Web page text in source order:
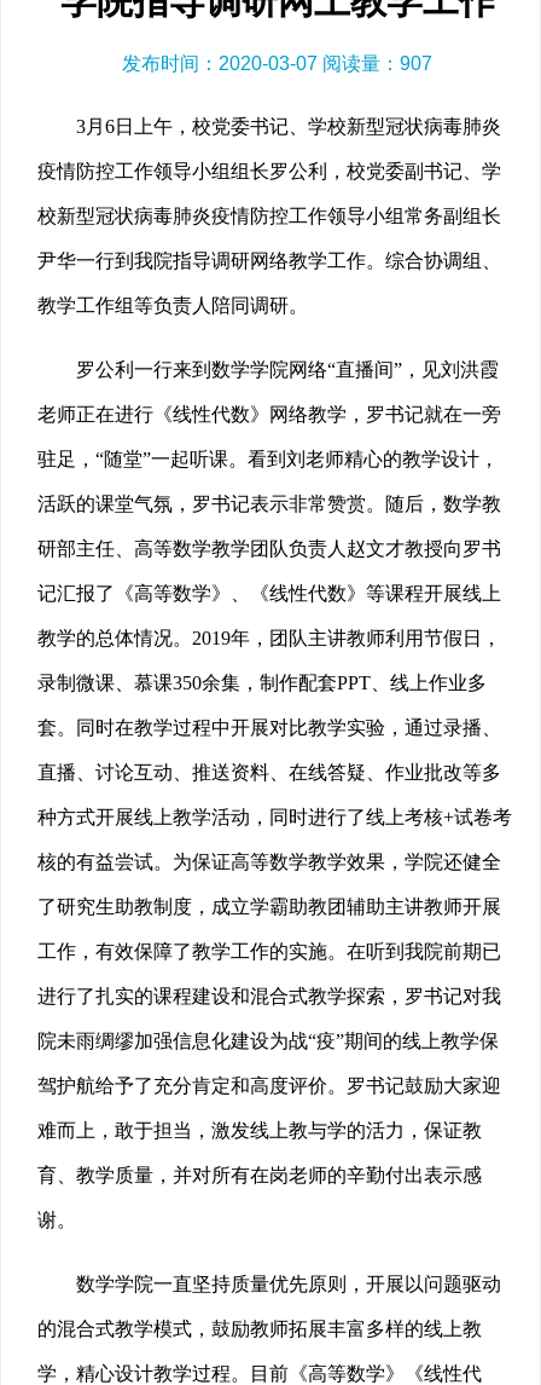
发布时间：2020-03-07 阅读量： 907
3月6日上午，校党委书记、学校新型冠状病毒肺炎
疫情防控工作领导小组组长罗公利，校党委副书记、学
校新型冠状病毒肺炎疫情防控工作领导小组常务副组长
尹华一行到我院指导调研网络教学工作。综合协调组、
教学工作组等负责人陪同调研。
罗公利一行来到数学学院网络“直播间”，见刘洪霞
老师正在进行《线性代数》网络教学，罗书记就在一旁
驻足，“随堂”一起听课。看到刘老师精心的教学设计，
活跃的课堂气氛，罗书记表示非常赞赏。随后，数学教
研部主任、高等数学教学团队负责人赵文才教授向罗书
记汇报了《高等数学》、《线性代数》等课程开展线上
教学的总体情况。2019年，团队主讲教师利用节假日，
录制微课、慕课350余集，制作配套PPT、线上作业多
套。同时在教学过程中开展对比教学实验，通过录播、
直播、讨论互动、推送资料、在线答疑、作业批改等多
种方式开展线上教学活动，同时进行了线上考核+试卷考
核的有益尝试。为保证高等数学教学效果，学院还健全
了研究生助教制度，成立学霸助教团辅助主讲教师开展
工作，有效保障了教学工作的实施。在听到我院前期已
进行了扎实的课程建设和混合式教学探索，罗书记对我
院未雨绸缪加强信息化建设为战“疫”期间的线上教学保
驾护航给予了充分肯定和高度评价。罗书记鼓励大家迎
难而上，敢于担当，激发线上教与学的活力，保证教
育、教学质量，并对所有在岗老师的辛勤付出表示感
谢。
数学学院一直坚持质量优先原则，开展以问题驱动
的混合式教学模式，鼓励教师拓展丰富多样的线上教
学，精心设计教学过程。目前《高等数学》《线性代